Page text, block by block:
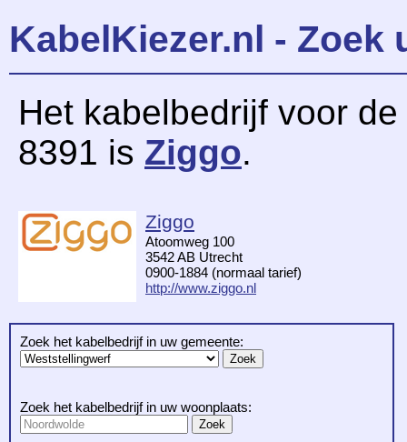
KabelKiezer.nl - Zoek
Het kabelbedrijf voor
8391 is Ziggo.
Ziggo
Atoomweg 100
3542 AB Utrecht
0900-1884 (normaal tarief)
http://www.ziggo.nl
Zoek het kabelbedrijf in uw gemeente:
Zoek het kabelbedrijf in uw woonplaats: